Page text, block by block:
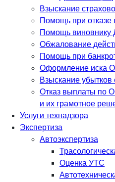
Взыскание
Помощь при
Помощь виновнику
Обжалование
Помощь при
Оформление иска
Взыскание
Отказ выплаты по
и их грамотное
Услуги технадзора
Экспертиза
Автоэкспертиза
Оценка УТС